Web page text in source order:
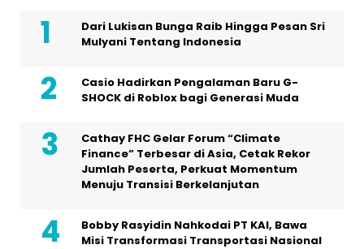
Dari Lukisan Bunga Raib Hingga Pesan Sri
Mulyani Tentang Indonesia
Casio Hadirkan Pengalaman Baru G-
SHOCK di Roblox bagi Generasi Muda
Cathay FHC Gelar Forum “Climate
Finance” Terbesar di Asia, Cetak Rekor
Jumlah Peserta, Perkuat Momentum
Menuju Transisi Berkelanjutan
Bobby Rasyidin Nahkodai PT KAI, Bawa
Misi Transformasi Transportasi Nasional